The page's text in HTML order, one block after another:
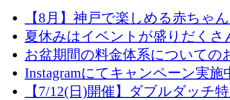
【8月】神戸で楽しめる赤ちゃ
夏休みはイベントが盛りだくさ
お盆期間の料金体系についての
Instagramにてキャンペーン実施
【7/12(日)開催】ダブルダッチ